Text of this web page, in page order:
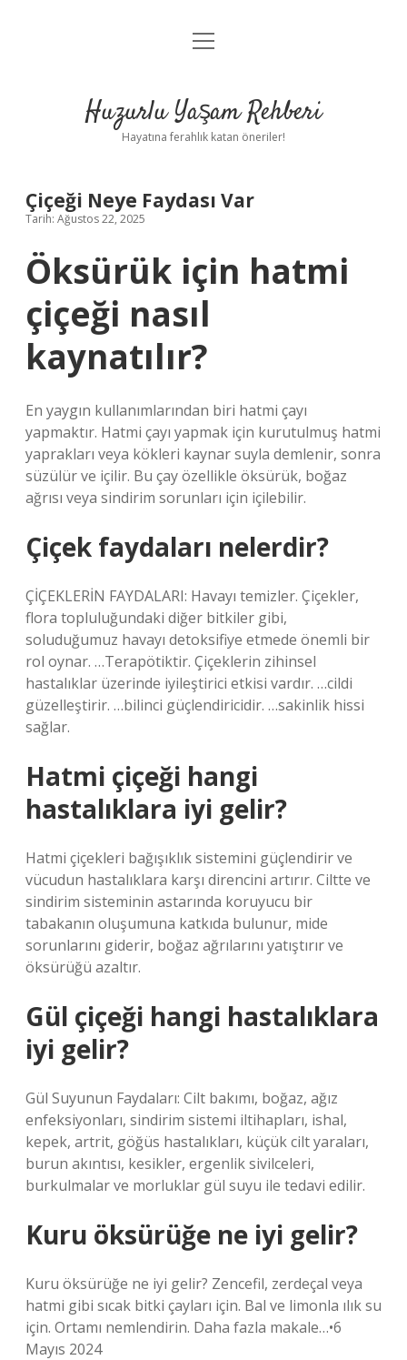
Anasayfa
Yasal Uyarı
menüyü
Huzurlu Yaşam Rehberi
Hayatına ferahlık katan öneriler!
Çiçeği Neye Faydası Var
Tarih: Ağustos 22, 2025
Öksürük için hatmi
çiçeği nasıl
kaynatılır?
En yaygın kullanımlarından biri hatmi çayı
yapmaktır. Hatmi çayı yapmak için kurutulmuş hatmi
yaprakları veya kökleri kaynar suyla demlenir, sonra
süzülür ve içilir. Bu çay özellikle öksürük, boğaz
ağrısı veya sindirim sorunları için içilebilir.
Çiçek faydaları nelerdir?
ÇİÇEKLERİN FAYDALARI: Havayı temizler. Çiçekler,
flora topluluğundaki diğer bitkiler gibi,
soluduğumuz havayı detoksifiye etmede önemli bir
rol oynar. …Terapötiktir. Çiçeklerin zihinsel
hastalıklar üzerinde iyileştirici etkisi vardır. …cildi
güzelleştirir. …bilinci güçlendiricidir. …sakinlik hissi
sağlar.
Hatmi çiçeği hangi
hastalıklara iyi gelir?
Hatmi çiçekleri bağışıklık sistemini güçlendirir ve
vücudun hastalıklara karşı direncini artırır. Ciltte ve
sindirim sisteminin astarında koruyucu bir
tabakanın oluşumuna katkıda bulunur, mide
sorunlarını giderir, boğaz ağrılarını yatıştırır ve
öksürüğü azaltır.
Gül çiçeği hangi hastalıklara
iyi gelir?
Gül Suyunun Faydaları: Cilt bakımı, boğaz, ağız
enfeksiyonları, sindirim sistemi iltihapları, ishal,
kepek, artrit, göğüs hastalıkları, küçük cilt yaraları,
burun akıntısı, kesikler, ergenlik sivilceleri,
burkulmalar ve morluklar gül suyu ile tedavi edilir.
Kuru öksürüğe ne iyi gelir?
Kuru öksürüğe ne iyi gelir? Zencefil, zerdeçal veya
hatmi gibi sıcak bitki çayları için. Bal ve limonla ılık su
için. Ortamı nemlendirin. Daha fazla makale…•6
Mayıs 2024